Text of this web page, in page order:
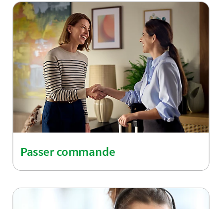
Passer commande